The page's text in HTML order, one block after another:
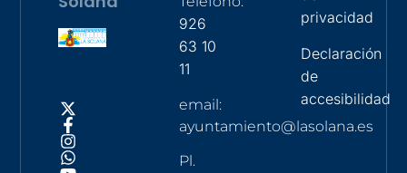
926
63 10
11
email:
ayuntamiento@lasolana.es
Pl.
privacidad
Declaración
de
accesibilidad